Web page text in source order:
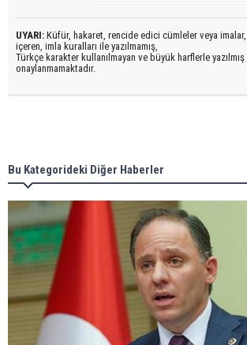
UYARI: Küfür, hakaret, rencide edici cümleler veya imalar,
içeren, imla kuralları ile yazılmamış,
Türkçe karakter kullanılmayan ve büyük harflerle
onaylanmamaktadır.
Bu Kategorideki Diğer Haberler